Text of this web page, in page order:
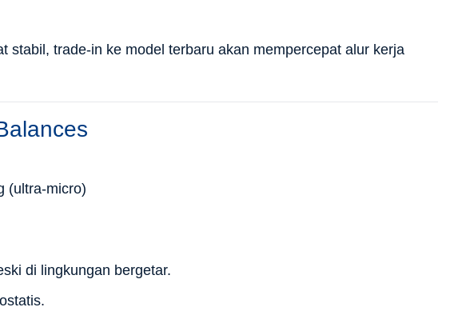
stabil, trade-in ke model terbaru akan mempercepat alur kerja
(ultra-micro)
di lingkungan bergetar.